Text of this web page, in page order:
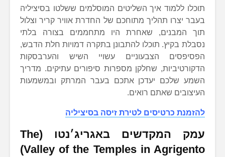
תוכלו ללמוד איך השליטים המוסלמים ששלטו בסיציליה
בעבר יצרו תהליך מתוחכם של החדרת אוויר קריר וצלול
תוך המבנים, שאחרת היו מתחממים בצורה בלתי
נסבלת בקיץ. תוכלו להתבונן בתקרה דמויות חלת הדבש,
הפסיפסים הצבעוניים עשויי השיש והערבסקות
הדקורטיביות, שחלקן מספרות סיפורים עתיקים. מדריך
השמע שלכם יעדכן אתכם בעבר המרתק ובמשמעות
העיצובים שאתם רואים.
להזמנת כרטיסים לטירת זיסה בסיציליה
עמק המקדשים באגריג׳נטו (The
Valley of the Temples in Agrigento)